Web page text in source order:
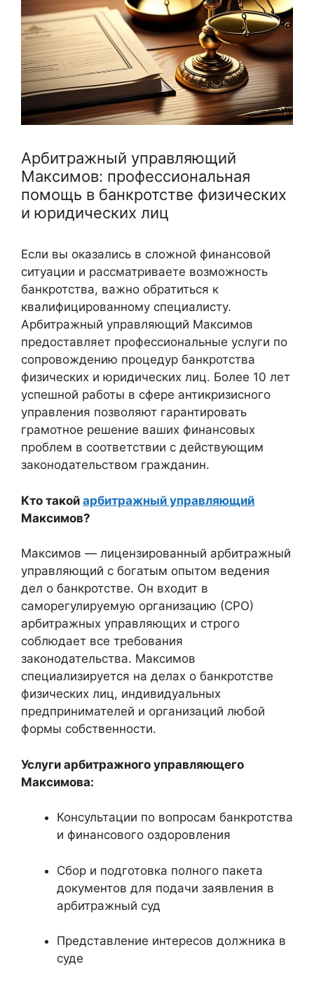
Арбитражный управляющий
Максимов: профессиональная
помощь в банкротстве физических
и юридических лиц
Если вы оказались в сложной финансовой
ситуации и рассматриваете возможность
банкротства, важно обратиться к
квалифицированному специалисту.
Арбитражный управляющий Максимов
предоставляет профессиональные услуги по
сопровождению процедур банкротства
физических и юридических лиц. Более 10 лет
успешной работы в сфере антикризисного
управления позволяют гарантировать
грамотное решение ваших финансовых
проблем в соответствии с действующим
законодательством гражданин.
Кто такой арбитражный управляющий
Максимов?
Максимов — лицензированный арбитражный
управляющий с богатым опытом ведения
дел о банкротстве. Он входит в
саморегулируемую организацию (СРО)
арбитражных управляющих и строго
соблюдает все требования
законодательства. Максимов
специализируется на делах о банкротстве
физических лиц, индивидуальных
предпринимателей и организаций любой
формы собственности.
Услуги арбитражного управляющего
Максимова:
Консультации по вопросам банкротства
и финансового оздоровления
Сбор и подготовка полного пакета
документов для подачи заявления в
арбитражный суд
Представление интересов должника в
суде